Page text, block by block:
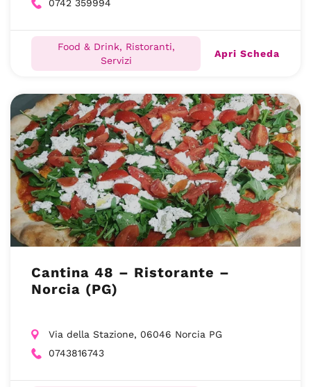
0742 359994
Food & Drink, Ristoranti,
Servizi
Apri Scheda
Cantina 48 – Ristorante –
Norcia (PG)
Via della Stazione, 06046 Norcia PG
0743816743